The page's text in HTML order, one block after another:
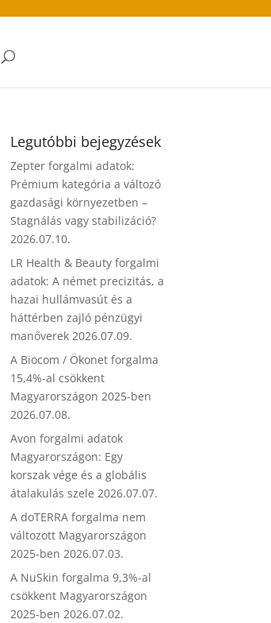
Legutóbbi bejegyzések
Zepter forgalmi adatok:
Prémium kategória a változó
gazdasági környezetben –
Stagnálás vagy stabilizáció?
2026.07.10.
LR Health & Beauty forgalmi
adatok: A német precizitás, a
hazai hullámvasút és a
háttérben zajló pénzügyi
manőverek 2026.07.09.
A Biocom / Ökonet forgalma
15,4%-al csökkent
Magyarországon 2025-ben
2026.07.08.
Avon forgalmi adatok
Magyarországon: Egy
korszak vége és a globális
átalakulás szele 2026.07.07.
A doTERRA forgalma nem
változott Magyarországon
2025-ben 2026.07.03.
A NuSkin forgalma 9,3%-al
csökkent Magyarországon
2025-ben 2026.07.02.